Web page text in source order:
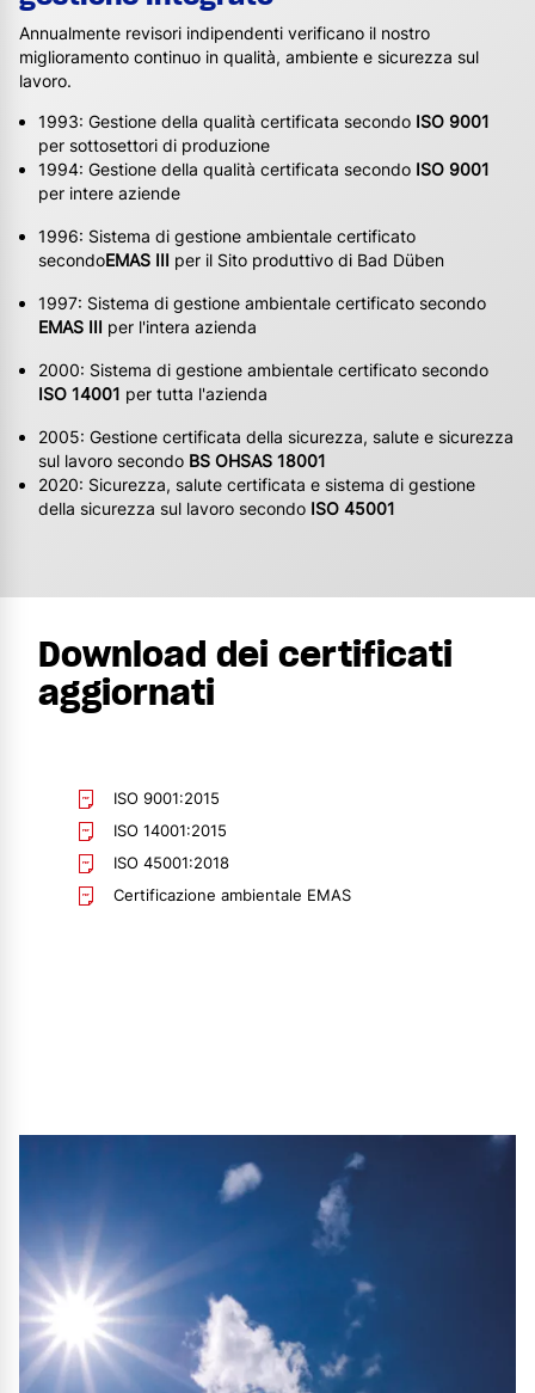
Annualmente revisori indipendenti verificano il nostro
miglioramento continuo in qualità, ambiente e sicurezza sul
lavoro.
1993: Gestione della qualità certificata secondo ISO 9001
per sottosettori di produzione
1994: Gestione della qualità certificata secondo ISO 9001
per intere aziende
1996: Sistema di gestione ambientale certificato
secondoEMAS III per il Sito produttivo di Bad Düben
1997: Sistema di gestione ambientale certificato secondo
EMAS III per l'intera azienda
2000: Sistema di gestione ambientale certificato secondo
ISO 14001 per tutta l'azienda
2005: Gestione certificata della sicurezza, salute e sicurezza
sul lavoro secondo BS OHSAS 18001
2020: Sicurezza, salute certificata e sistema di gestione
della sicurezza sul lavoro secondo ISO 45001
Download dei certificati
aggiornati
ISO 9001:2015
ISO 14001:2015
ISO 45001:2018
Certificazione ambientale EMAS